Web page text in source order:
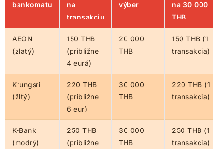
bankomatu
na
transakciu
výber
na 30 000
THB
AEON
(zlatý)
150 THB
(približne
4 eurá)
20 000
THB
150 THB (1
transakcia)
Krungsri
(žltý)
220 THB
(približne
6 eur)
30 000
THB
220 THB (1
transakcia)
K-Bank
(modrý)
250 THB
(približne
30 000
THB
250 THB (1
transakcia)